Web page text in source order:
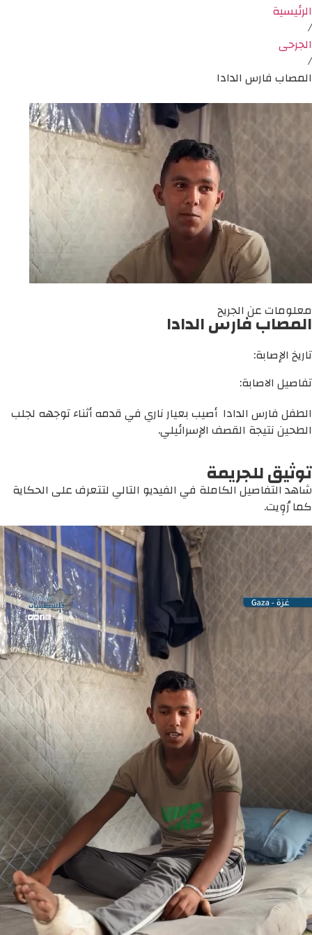
الرئيسية
/
الجرحى
/
المصاب فارس الدادا
معلومات عن الجريح
المصاب فارس الدادا
تاريخ الإصابة:
تفاصيل الاصابة:
الطفل فارس الدادا أصيب بعيار ناري في قدمه أثناء توجهه لجلب
الطحين نتيجة القصف الإسرائيلي.
توثيق للجريمة
شاهد التفاصيل الكاملة في الفيديو التالي لتتعرف على الحكاية
كما رُوِيت.